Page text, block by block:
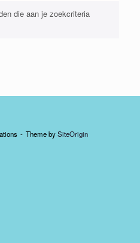
die aan je zoekcriteria
Theme bySiteOrigin